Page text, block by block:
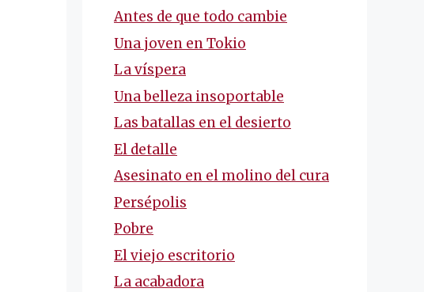
Antes de que todo cambie
Una joven en Tokio
La víspera
Una belleza insoportable
Las batallas en el desierto
El detalle
Asesinato en el molino del cura
Persépolis
Pobre
El viejo escritorio
La acabadora